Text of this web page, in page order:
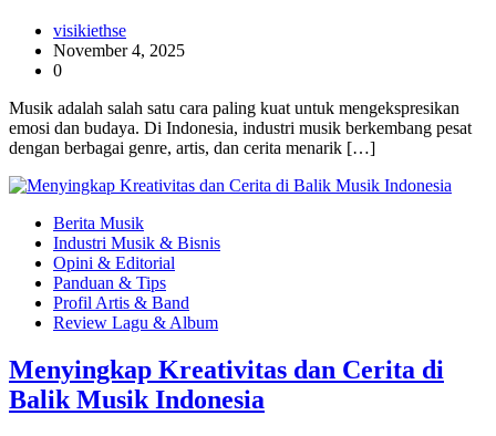
visikiethse
November 4, 2025
0
Musik adalah salah satu cara paling kuat untuk mengekspresikan
emosi dan budaya. Di Indonesia, industri musik berkembang pesat
dengan berbagai genre, artis, dan cerita menarik […]
Berita Musik
Industri Musik & Bisnis
Opini & Editorial
Panduan & Tips
Profil Artis & Band
Review Lagu & Album
Menyingkap Kreativitas dan Cerita di
Balik Musik Indonesia